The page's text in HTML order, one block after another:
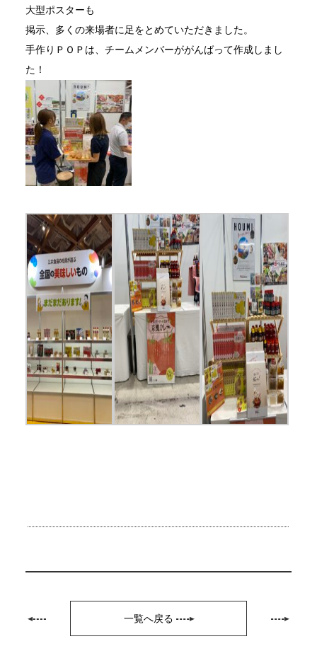
大型ポスターも
掲示、多くの来場者に足をとめていただきました。
手作りＰＯＰは、チームメンバーががんばって作成しまし
た！
一覧へ戻る